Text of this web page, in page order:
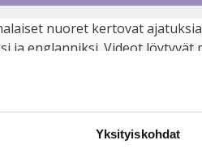
Yksityiskohdat
nuoret kertovat
ja englanniksi. Videot
painamalla sivun
Voit vaihtaa